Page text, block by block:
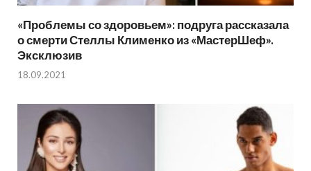
«Проблемы со здоровьем»: подруга рассказала
о смерти Стеллы Клименко из «МастерШеф».
Эксклюзив
18.09.2021